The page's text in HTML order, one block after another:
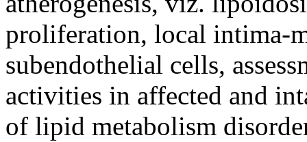
proliferation, local intima-
subendothelial cells,
activities in affected and
of lipid metabolism